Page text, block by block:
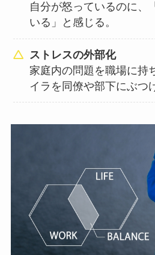
自分が怒っているのに、
いる」と感じる。
ストレスの外部化
家庭内の問題を職場に持
イラを同僚や部下にぶつ